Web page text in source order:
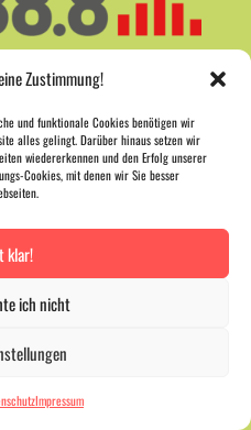
Zustimmung!
und funktionale Cookies benötigen wir
alles gelingt. Darüber hinaus setzen wir
wiedererkennen und den Erfolg unserer
Cookies, mit denen wir Sie besser
klar!
ich nicht
Impressum